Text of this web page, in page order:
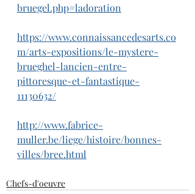
bruegel.php#ladoration
https://www.connaissancedesarts.co
m/arts-expositions/le-mystere-
brueghel-lancien-entre-
pittoresque-et-fantastique-
11130632/
http://www.fabrice-
muller.be/liege/histoire/bonnes-
villes/bree.html
Chefs-d'oeuvre